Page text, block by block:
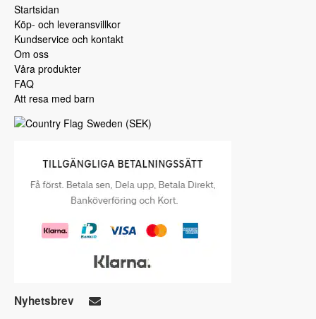
Startsidan
Köp- och leveransvillkor
Kundservice och kontakt
Om oss
Våra produkter
FAQ
Att resa med barn
Sweden (SEK)
Nyhetsbrev